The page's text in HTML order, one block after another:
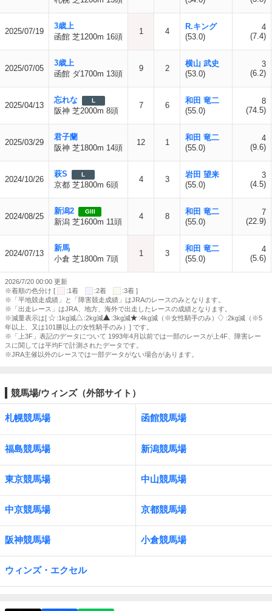
2025/07/19
3歳上
函館 芝1200m 16頭
1 4
R.キング
(53.0)
4
(7.4)
2025/07/05
3歳上
函館 ダ1700m 13頭
9 2
横山 武史
(53.0)
3
(6.2)
2025/04/13
忘れな L
阪神 芝2000m 8頭
7 6
和田 竜二
(55.0)
8
(74.5)
2025/03/29
君子蘭
阪神 芝1800m 14頭
12 1
和田 竜二
(55.0)
4
(9.6)
2024/10/26
萩S L
京都 芝1800m 6頭
4 3
岩田 望来
(55.0)
3
(4.5)
2024/08/25
新潟2 GIII
新潟 芝1600m 11頭
4 8
和田 竜二
(55.0)
7
(22.9)
2024/07/13
新馬
小倉 芝1800m 7頭
1 3
和田 竜二
(55.0)
4
(5.6)
2026/7/20 00:00 更新
※着順の色分け [
:1着 :2着
:3着 ]
※「平地競走成績」と「障害競走成績」はJRAのレースのみとなります。
※「出走レース」はJRA、地方、海外で出走したレースの成績となります。
※減量表示は[
:1kg減 :2kg減 :3kg減 :4kg減（※女性騎手のみ）
:2kg減（※5
年以上、又は101勝以上の女性騎手のみ）] です。
※「上3F」表記のデータについて 1993年4月以前では一部のレースが上4F、障害レー
スに関しては平均Fで計測されたデータです。
※JRA主催以外のレースでは一部データがない場合があります。
競馬場/ウィンズ（外部サイト）
札幌競馬場 函館競馬場
福島競馬場 新潟競馬場
東京競馬場 中山競馬場
中京競馬場 京都競馬場
阪神競馬場 小倉競馬場
ウィンズ・エクセル